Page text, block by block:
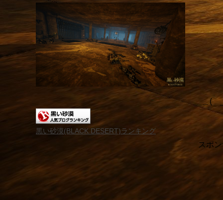
＿(
黒い砂漠(BLACK DESERT)ランキング
スポ